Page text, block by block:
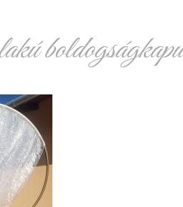
boldogságkapu